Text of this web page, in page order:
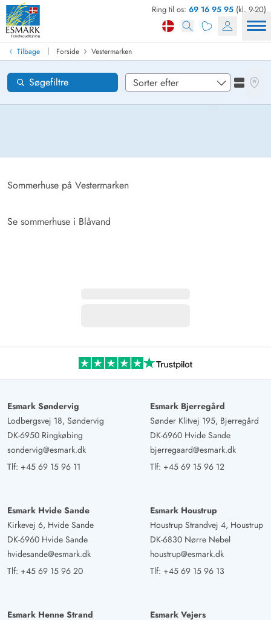
Ring til os: 69 16 95 95 (kl. 9-20)
Tilbage | Forside Vestermarken
Vestermarken
Sommerhuse på Vestermarken
Se sommerhuse i Blåvand
Søgefiltre
Se
Find sommerhus
Ankomst
Områder
Esmark Søndervig
Lodbergsvej 18, Søndervig
DK-6950 Ringkøbing
sondervig@esmark.dk
Tlf: +45 69 15 96 11
Esmark Bjerregård
Sønder Klitvej 195, Bjerregård
DK-6960 Hvide Sande
bjerregaard@esmark.dk
Tlf: +45 69 15 96 12
Esmark Hvide Sande
Kirkevej 6, Hvide Sande
DK-6960 Hvide Sande
hvidesande@esmark.dk
Tlf: +45 69 15 96 20
Esmark Houstrup
Houstrup Strandvej 4, Houstrup
DK-6830 Nørre Nebel
houstrup@esmark.dk
Tlf: +45 69 15 96 13
Esmark Henne Strand
Esmark Vejers